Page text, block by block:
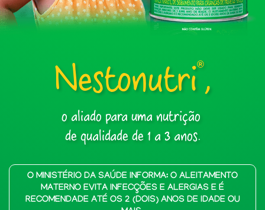
Nestonutri®,
o aliado para uma nutrição
de qualidade de 1 a 3 anos.
O MINISTÉRIO DA SAÚDE INFORMA: O ALEITAMENTO
MATERNO EVITA INFECÇÕES E ALERGIAS E É
RECOMENDADE ATÉ OS 2 (DOIS) ANOS DE IDADE OU